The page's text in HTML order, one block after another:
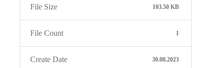
File Size 103.50 KB
File Count 1
Create Date 30.08.2023